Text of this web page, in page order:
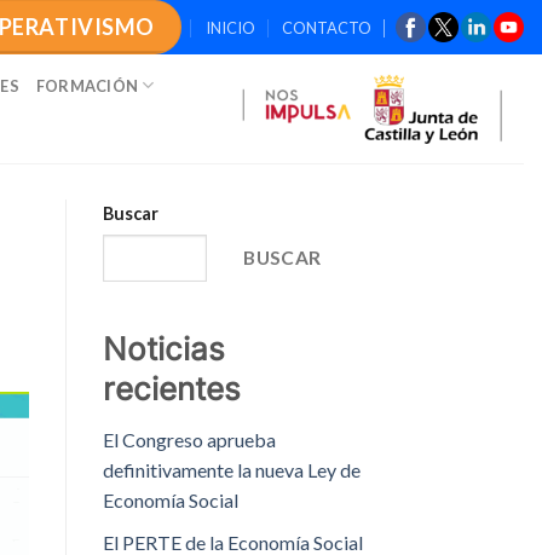
INICIO CONTACTO
FORMACIÓN
Buscar
BUSCAR
Noticias
recientes
El Congreso aprueba
definitivamente la nueva Ley de
Economía Social
El PERTE de la Economía Social